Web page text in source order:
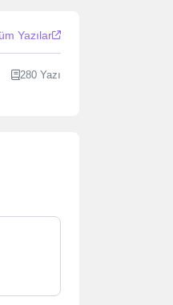
Yazılar
280 Yazı